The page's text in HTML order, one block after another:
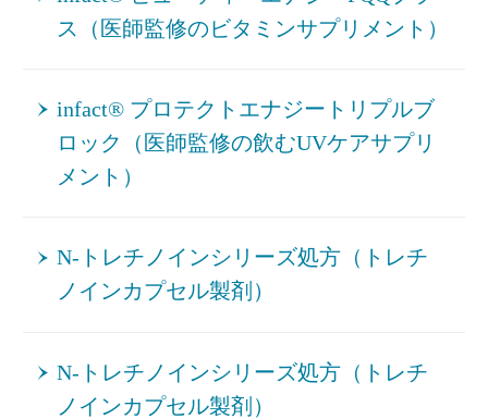
ス（医師監修のビタミンサプリメント）
infact® プロテクトエナジートリプルブ
ロック（医師監修の飲むUVケアサプリ
メント）
N-トレチノインシリーズ処方（トレチ
ノインカプセル製剤）
N-トレチノインシリーズ処方（トレチ
ノインカプセル製剤）